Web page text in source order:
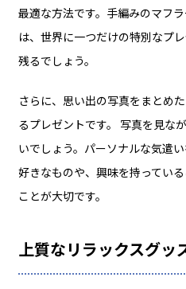
最適な方法です。手編みのマフ
は、世界に一つだけの特別なプ
残るでしょう。
さらに、思い出の写真をまとめ
るプレゼントです。 写真を見な
いでしょう。パーソナルな気遣
好きなものや、興味を持ってい
ことが大切です。
上質なリラックスグッ